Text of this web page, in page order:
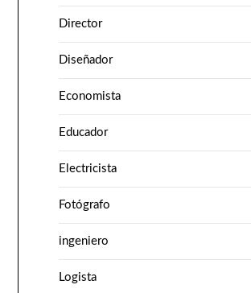
Director
Diseñador
Economista
Educador
Electricista
Fotógrafo
ingeniero
Logista